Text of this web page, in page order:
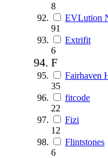
8
EVLution
91
Extrifit
6
F
Fairhaven
35
fitcode
22
Fizi
12
Flintstones
6